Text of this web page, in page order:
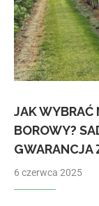
JAK WYBRAĆ
BOROWY?
GWARANCJA
6 czerwca 2025